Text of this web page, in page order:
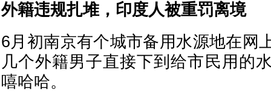
外籍违规扎堆，印度人被重罚离境
6月初南京有个城市备用水源地在网
几个外籍男子直接下到给市民用的
嘻哈哈。